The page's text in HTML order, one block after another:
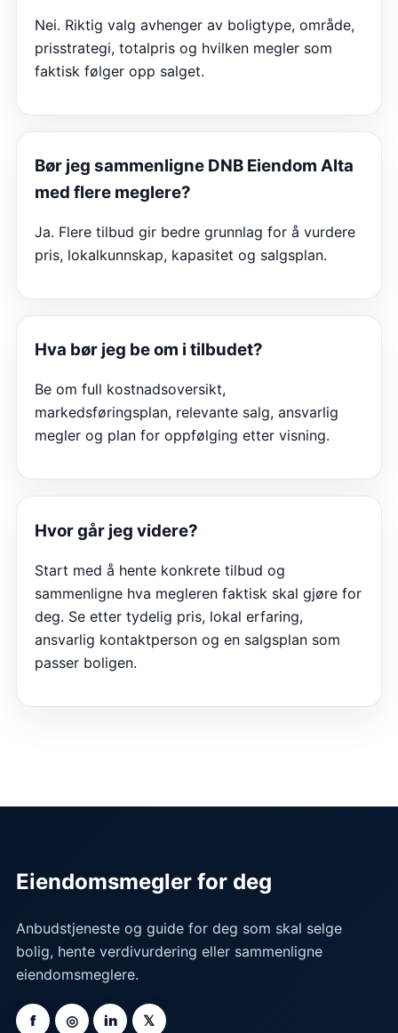
Nei. Riktig valg avhenger av boligtype, område,
prisstrategi, totalpris og hvilken megler som
faktisk følger opp salget.
Bør jeg sammenligne DNB Eiendom Alta
med flere meglere?
Ja. Flere tilbud gir bedre grunnlag for å vurdere
pris, lokalkunnskap, kapasitet og salgsplan.
Hva bør jeg be om i tilbudet?
Be om full kostnadsoversikt,
markedsføringsplan, relevante salg, ansvarlig
megler og plan for oppfølging etter visning.
Hvor går jeg videre?
Start med å hente konkrete tilbud og
sammenligne hva megleren faktisk skal gjøre for
deg. Se etter tydelig pris, lokal erfaring,
ansvarlig kontaktperson og en salgsplan som
passer boligen.
Eiendomsmegler for deg
Anbudstjeneste og guide for deg som skal selge
bolig, hente verdivurdering eller sammenligne
eiendomsmeglere.
f ◎ in 𝕏